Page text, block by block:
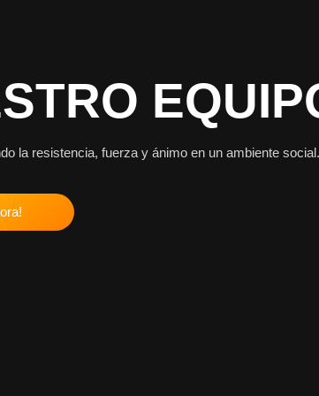
la resistencia, fuerza y ánimo en un ambiente social.